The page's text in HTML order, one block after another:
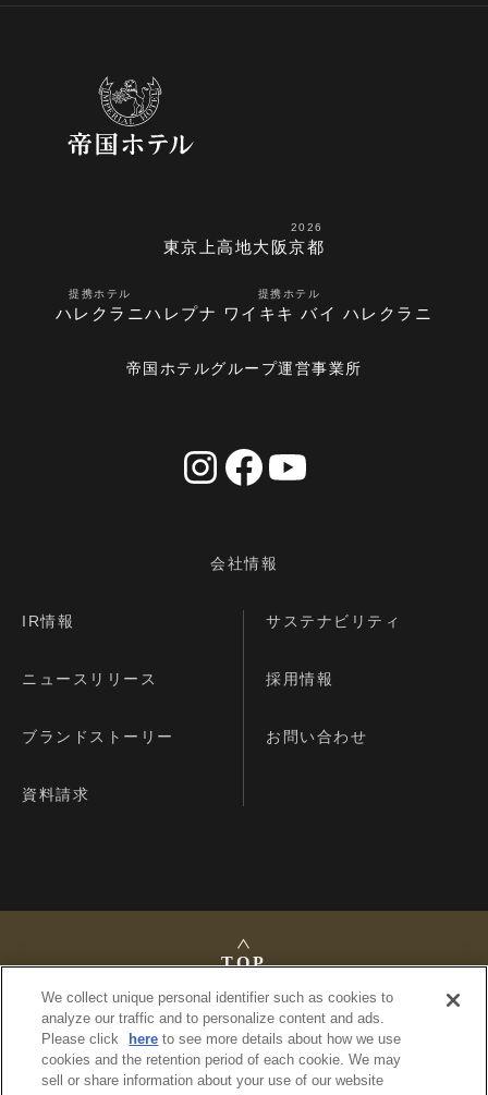
東京 上高地大阪
2026
京都
提携ホテル
ハレクラニ
提携ホテル
ハレプナ ワイキキ バイ ハレクラニ
帝国ホテルグループ運営事業所
会社情報
IR情報 サステナビリティ
ニュースリリース 採用情報
ブランドストーリー お問い合わせ
資料請求
TOP
法定公告
We collect unique personal identifier such as cookies to
analyze our traffic and to personalize content and ads.
Please click
here to see more details about how we use
cookies and the retention period of each cookie. We may
sell or share information about your use of our website